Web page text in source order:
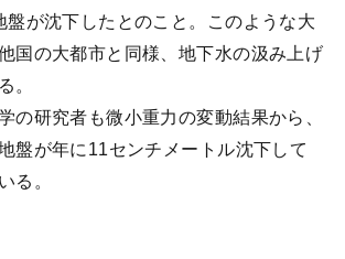
盤が沈下したとのこと。このような大
国の大都市と同様、地下水の汲み上げ
。
の研究者も微小重力の変動結果から、
盤が年に11センチメートル沈下して
る。